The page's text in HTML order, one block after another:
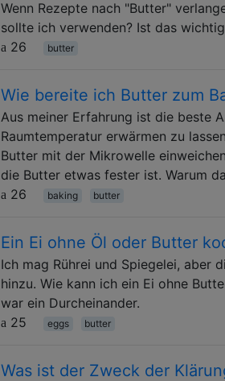
Wenn Rezepte nach "Butter"
sollte ich verwenden? Ist das
26
butter
Wie bereite ich Butter zum
Aus meiner Erfahrung ist die beste
Raumtemperatur erwärmen zu
Butter mit der Mikrowelle
die Butter etwas fester ist. Warum
26
baking butter
Ein Ei ohne Öl oder Butter
Ich mag Rührei und Spiegelei, aber
hinzu. Wie kann ich ein Ei ohne
war ein Durcheinander.
25
eggs butter
Was ist der Zweck der